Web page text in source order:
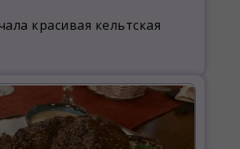
красивая кельтская